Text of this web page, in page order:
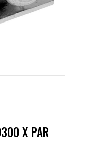
X PAR